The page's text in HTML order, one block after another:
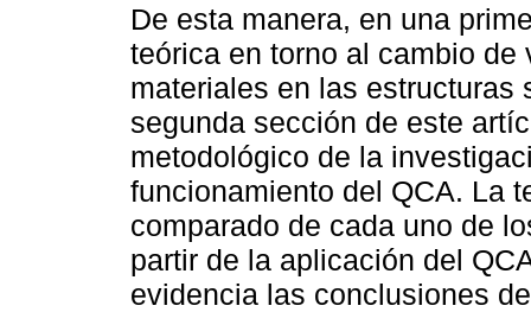
De esta manera, en una
teórica en torno al cambio
materiales en las
segunda sección de este
metodológico de la
funcionamiento del QCA. La
comparado de cada uno de
partir de la aplicación del
evidencia las conclusiones